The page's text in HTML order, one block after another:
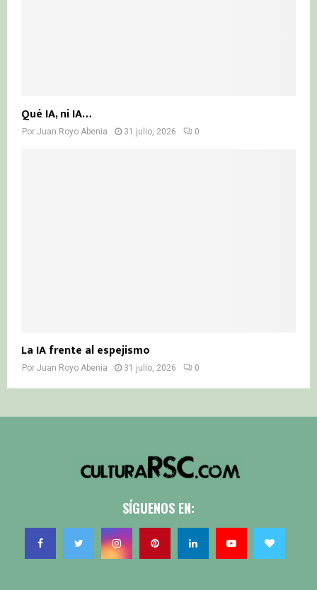
Qué IA, ni IA…
Por Juan Royo Abenia 31 julio, 2026 0
La IA frente al espejismo
Por Juan Royo Abenia 31 julio, 2026 0
SÍGUENOS EN: